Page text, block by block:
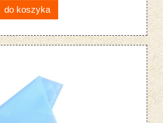
do koszyka